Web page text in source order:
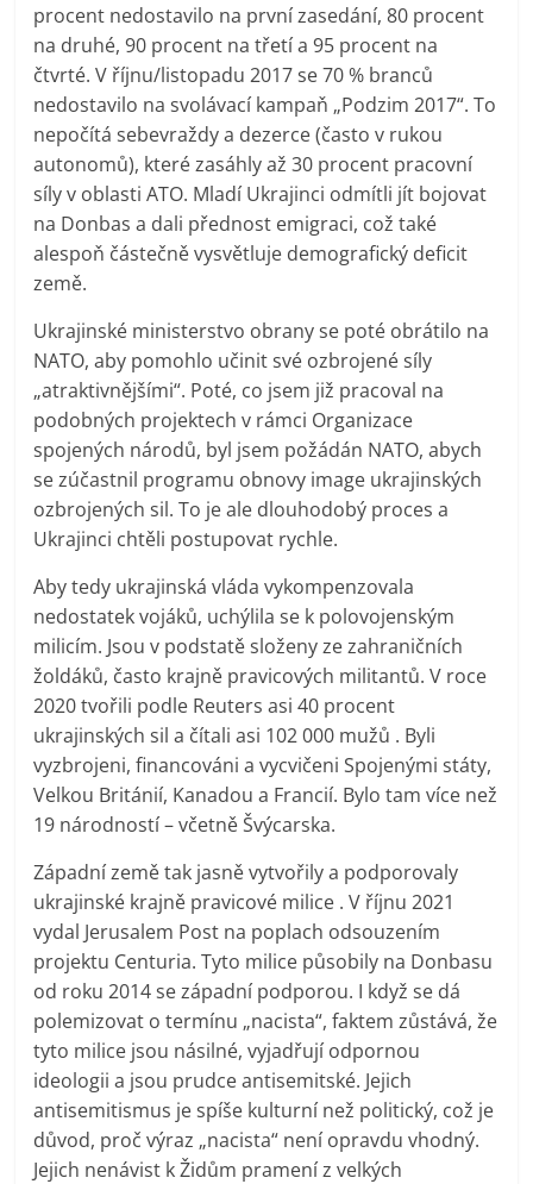
procent nedostavilo na první zasedání, 80 procent
na druhé, 90 procent na třetí a 95 procent na
čtvrté. V říjnu/listopadu 2017 se 70 % branců
nedostavilo na svolávací kampaň „Podzim 2017“. To
nepočítá sebevraždy a dezerce (často v rukou
autonomů), které zasáhly až 30 procent pracovní
síly v oblasti ATO. Mladí Ukrajinci odmítli jít bojovat
na Donbas a dali přednost emigraci, což také
alespoň částečně vysvětluje demografický deficit
země.
Ukrajinské ministerstvo obrany se poté obrátilo na
NATO, aby pomohlo učinit své ozbrojené síly
„atraktivnějšími“. Poté, co jsem již pracoval na
podobných projektech v rámci Organizace
spojených národů, byl jsem požádán NATO, abych
se zúčastnil programu obnovy image ukrajinských
ozbrojených sil. To je ale dlouhodobý proces a
Ukrajinci chtěli postupovat rychle.
Aby tedy ukrajinská vláda vykompenzovala
nedostatek vojáků, uchýlila se k polovojenským
milicím. Jsou v podstatě složeny ze zahraničních
žoldáků, často krajně pravicových militantů. V roce
2020 tvořili podle Reuters asi 40 procent
ukrajinských sil a čítali asi 102 000 mužů . Byli
vyzbrojeni, financováni a vycvičeni Spojenými státy,
Velkou Británií, Kanadou a Francií. Bylo tam více než
19 národností – včetně Švýcarska.
Západní země tak jasně vytvořily a podporovaly
ukrajinské krajně pravicové milice . V říjnu 2021
vydal Jerusalem Post na poplach odsouzením
projektu Centuria. Tyto milice působily na Donbasu
od roku 2014 se západní podporou. I když se dá
polemizovat o termínu „nacista“, faktem zůstává, že
tyto milice jsou násilné, vyjadřují odpornou
ideologii a jsou prudce antisemitské. Jejich
antisemitismus je spíše kulturní než politický, což je
důvod, proč výraz „nacista“ není opravdu vhodný.
Jejich nenávist k Židům pramení z velkých